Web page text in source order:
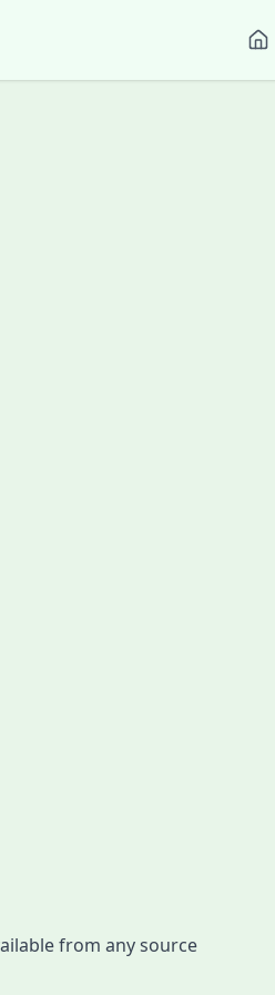
from any source